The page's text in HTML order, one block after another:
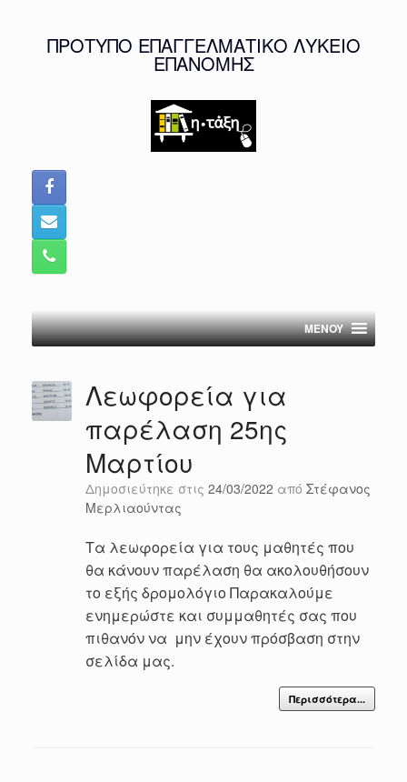
ΠΡΟΤΥΠΟ ΕΠΑΓΓΕΛΜΑΤΙΚΟ ΛΥΚΕΙΟ
ΕΠΑΝΟΜΗΣ
MENOY
Λεωφορεία για
παρέλαση 25ης
Μαρτίου
Δημοσιεύτηκε στις 24/03/2022 από Στέφανος
Μερλιαούντας
Τα λεωφορεία για τους μαθητές που
θα κάνουν παρέλαση θα ακολουθήσουν
το εξής δρομολόγιο Παρακαλούμε
ενημερώστε και συμμαθητές σας που
πιθανόν να μην έχουν πρόσβαση στην
σελίδα μας.
Περισσότερα...